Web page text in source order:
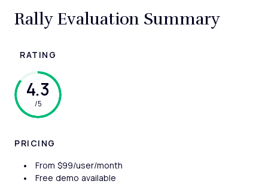
Rally Evaluation Summary
RATING
4.3
/5
PRICING
From $99/user/month
Free demo available